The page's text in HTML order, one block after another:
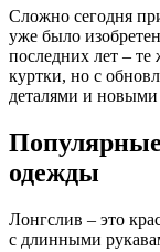
Сложно сегодня
уже было
последних лет –
куртки, но с
деталями и
одежды
Лонгслив – это
с длинными